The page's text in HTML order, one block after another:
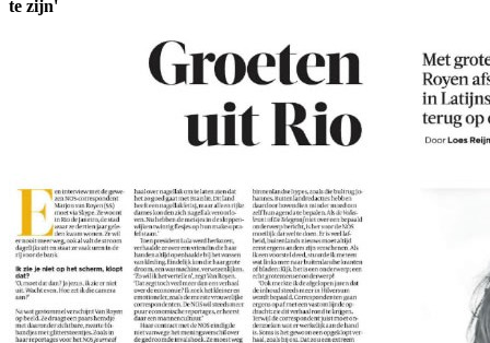
te zijn'